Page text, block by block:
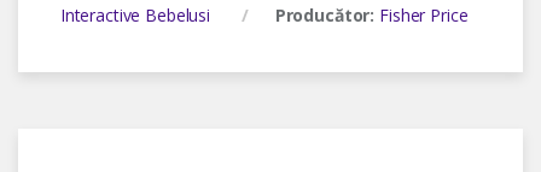
Interactive Bebelusi
Producător: Fisher Price